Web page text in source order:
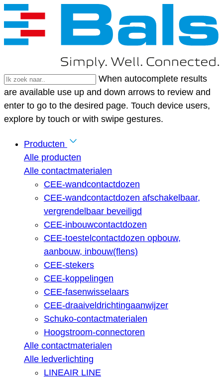
When autocomplete results
are available use up and down arrows to review and
enter to go to the desired page. Touch device users,
explore by touch or with swipe gestures.
Producten
Alle producten
Alle contactmaterialen
CEE-wandcontactdozen
CEE-wandcontactdozen afschakelbaar,
vergrendelbaar beveiligd
CEE-inbouwcontactdozen
CEE-toestelcontactdozen opbouw,
aanbouw, inbouw(flens)
CEE-stekers
CEE-koppelingen
CEE-fasenwisselaars
CEE-draaiveldrichtingaanwijzer
Schuko-contactmaterialen
Hoogstroom-connectoren
Alle contactmaterialen
Alle ledverlichting
LINEAIR LINE